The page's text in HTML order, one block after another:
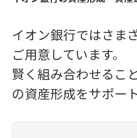
イオン銀行ではさま
ご用意しています。
賢く組み合わせるこ
の資産形成をサポー